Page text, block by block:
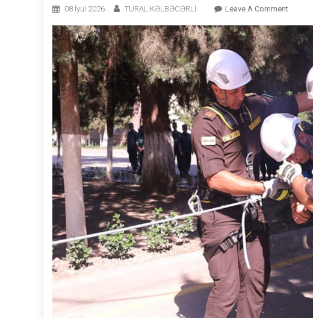
08 İyul 2026 TURAL KƏLBƏCƏRLİ Leave A CommentOn
DSX
Təlim
Keçirdi
VİDEO